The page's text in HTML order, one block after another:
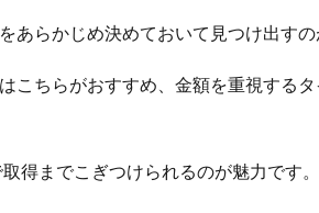
あらかじめ決めておいて見つけ出すの
こちらがおすすめ、金額を重視するタ
得までこぎつけられるのが魅力です。